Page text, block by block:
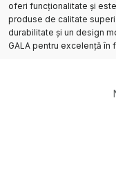
oferi funcționalitate și
produse de calitate
durabilitate și un design
GALA pentru excelență în